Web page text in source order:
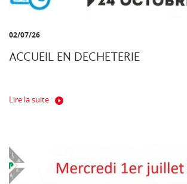
02/07/26
ACCUEIL EN DECHETERIE
Lire la suite